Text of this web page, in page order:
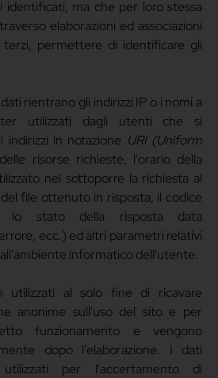
identificati, ma che per loro stessa
elaborazioni ed associazioni
permettere di identificare gli
rientrano gli indirizzi IP o i nomi a
utilizzati dagli utenti che si
in notazione URI (Uniform
delle risorse richieste, l'orario della
nel sottoporre la richiesta al
file ottenuto in risposta, il codice
lo stato della risposta data
ecc.) ed altri parametri relativi
informatico dell'utente.
utilizzati al solo fine di ricavare
anonime sull'uso del sito e per
funzionamento e vengono
dopo l'elaborazione. I dati
per l'accertamento di